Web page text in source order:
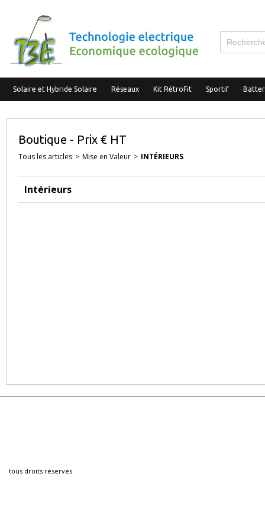
Solaire et Hybride Solaire Réseaux Kit RétroFit Sportif
Boutique - Prix € HT
Tous les articles > Mise en Valeur > INTÉRIEURS
Intérieurs
tous droits réservés